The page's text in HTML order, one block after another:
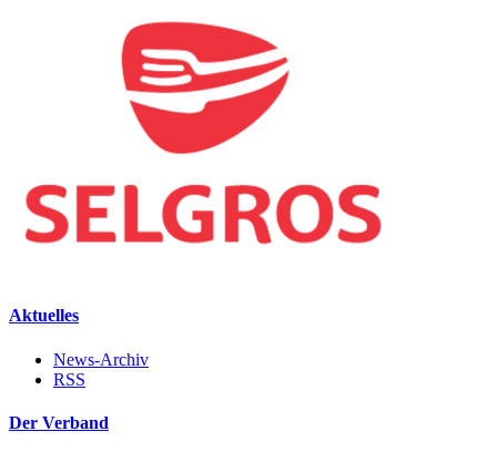
Aktuelles
News-Archiv
RSS
Der Verband